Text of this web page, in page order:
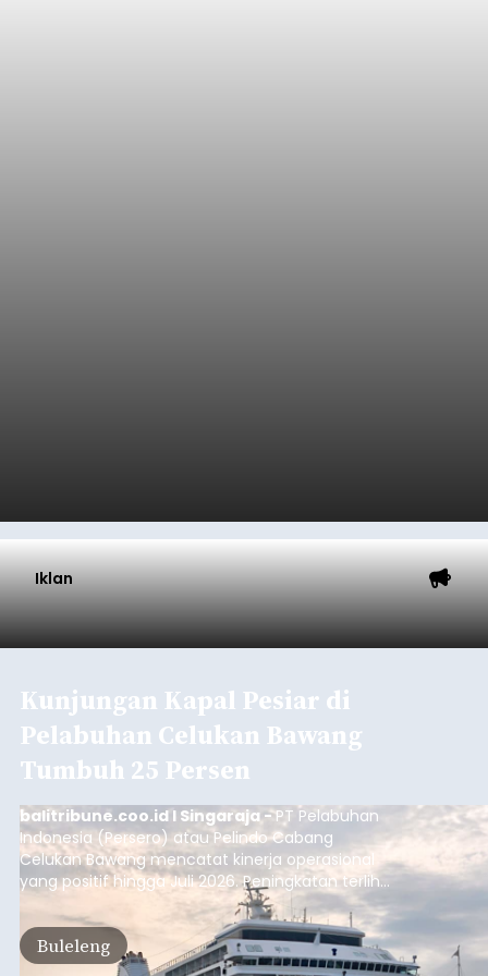
Iklan
Kunjungan Kapal Pesiar di
Pelabuhan Celukan Bawang
Tumbuh 25 Persen
balitribune.coo.id I Singaraja -PT Pelabuhan
Indonesia (Persero) atau Pelindo Cabang
Celukan Bawang mencatat kinerja operasional
yang positif hingga Juli 2026. Peningkatan terlihat
dari arus kapal yang mencapai 1,48 juta Gross
Tonnage (GT), atau tumbuh 12,4 persen
dibandingkan periode yang sama tahun lalu
yang tercatat sebesar 1,32 juta GT.
Buleleng